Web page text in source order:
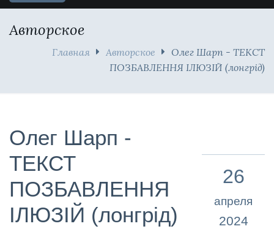
Авторское
Главная Авторское
Олег Шарп - ТЕКСТ
ПОЗБАВЛЕННЯ ІЛЮЗІЙ (лонгрід)
Олег Шарп -
ТЕКСТ
ПОЗБАВЛЕННЯ
ІЛЮЗІЙ (лонгрід)
26
апреля
2024